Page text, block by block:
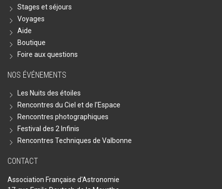
Stages et séjours
Voyages
Aide
Boutique
Foire aux questions
NOS ÉVÉNEMENTS
Les Nuits des étoiles
Rencontres du Ciel et de l'Espace
Rencontres photographiques
Festival des 2 Infinis
Rencontres Techniques de Valbonne
CONTACT
Association Française d'Astronomie